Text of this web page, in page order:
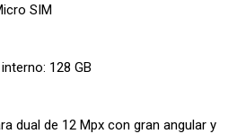
SIM
128 GB
dual de 12 Mpx con gran angular y